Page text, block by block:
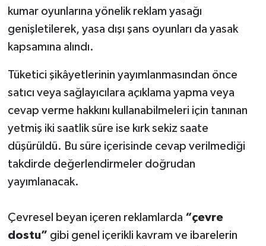
kumar oyunlarına yönelik reklam yasağı
genişletilerek, yasa dışı şans oyunları da yasak
kapsamına alındı.
Tüketici şikâyetlerinin yayımlanmasından önce
satıcı veya sağlayıcılara açıklama yapma veya
cevap verme hakkını kullanabilmeleri için tanınan
yetmiş iki saatlik süre ise kırk sekiz saate
düşürüldü. Bu süre içerisinde cevap verilmediği
takdirde değerlendirmeler doğrudan
yayımlanacak.
Çevresel beyan içeren reklamlarda “çevre
dostu” gibi genel içerikli kavram ve ibarelerin